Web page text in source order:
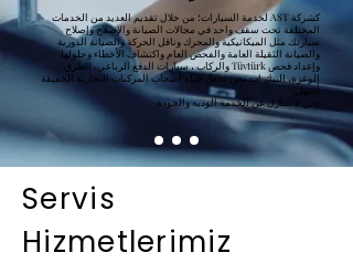
كشركة AST لخدمة السيارات؛ من خلال تقديم العديد من الخدمات
المختلفة تحت سقف واحد في مجالات الصيانة والإصلاح وإصلاح
سيارتك مثل الميكانيكية والمحرك وناقل الحركة والصيانة الدورية
والصيانة الثقيلة العامة والفحص العام واكتشاف الأخطاء وحلولها
وإعداد فحص Tüvtürk والركاب ، سيارات الدفع الرباعي، الطرق
الوعرة، البيك اب نحن نجعل حياة أصحاب المركبات التجارية الخفيفة
أسهل.
نحن لا نتنازل عن الخدمة الودية والجودة.
Servis
Hizmetlerimiz